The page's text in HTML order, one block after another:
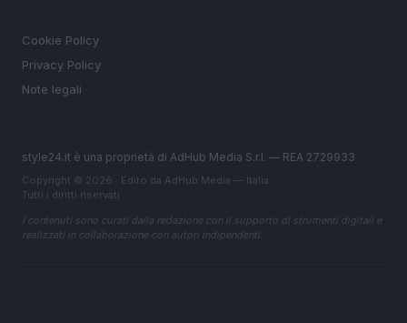
Cookie Policy
Privacy Policy
Note legali
style24.it è una proprietà di AdHub Media S.r.l. — REA 2729933
Copyright © 2026 · Edito da AdHub Media — Italia
Tutti i diritti riservati
I contenuti sono curati dalla redazione con il supporto di strumenti digitali e
realizzati in collaborazione con autori indipendenti.